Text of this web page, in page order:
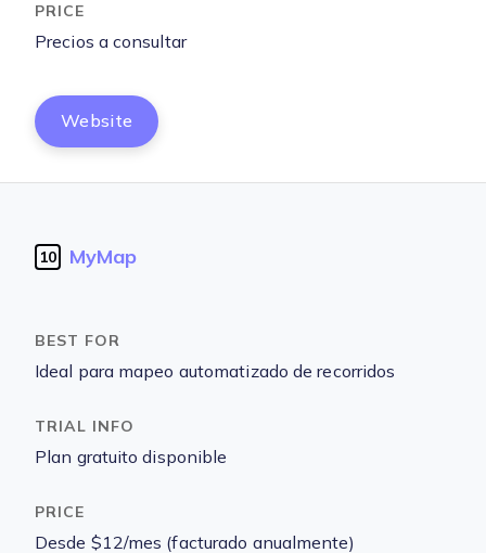
Precios a consultar
Website
10 MyMap
Ideal para mapeo automatizado de recorridos
Plan gratuito disponible
Desde $12/mes (facturado anualmente)